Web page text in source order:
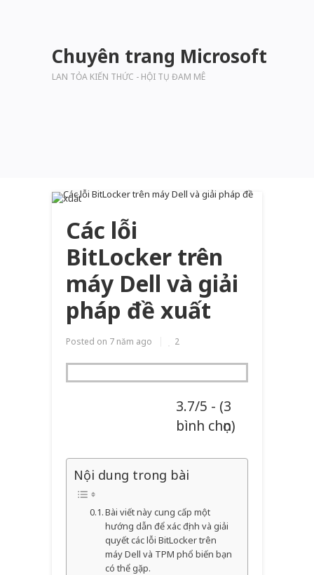
Chuyên trang Microsoft
LAN TỎA KIẾN THỨC - HỘI TỤ ĐAM MÊ
Các lỗi
BitLocker trên
máy Dell và giải
pháp đề xuất
Posted on 7 năm ago 2
3.7/5 - (3
bình chọn)
Nội dung trong bài
Bài viết này cung cấp một
hướng dẫn để xác định và giải
quyết các lỗi BitLocker trên
máy Dell và TPM phổ biến bạn
có thể gặp.